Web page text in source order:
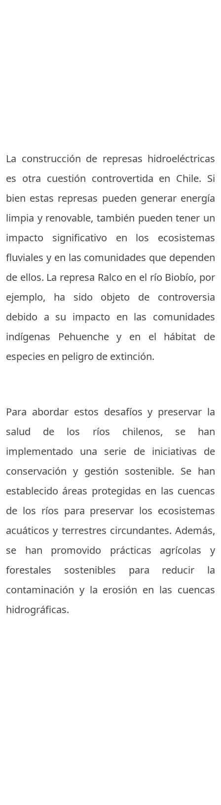
La construcción de represas hidroeléctricas
es otra cuestión controvertida en Chile. Si
bien estas represas pueden generar energía
limpia y renovable, también pueden tener un
impacto significativo en los ecosistemas
fluviales y en las comunidades que dependen
de ellos. La represa Ralco en el río Biobío, por
ejemplo, ha sido objeto de controversia
debido a su impacto en las comunidades
indígenas Pehuenche y en el hábitat de
especies en peligro de extinción.
Para abordar estos desafíos y preservar la
salud de los ríos chilenos, se han
implementado una serie de iniciativas de
conservación y gestión sostenible. Se han
establecido áreas protegidas en las cuencas
de los ríos para preservar los ecosistemas
acuáticos y terrestres circundantes. Además,
se han promovido prácticas agrícolas y
forestales sostenibles para reducir la
contaminación y la erosión en las cuencas
hidrográficas.